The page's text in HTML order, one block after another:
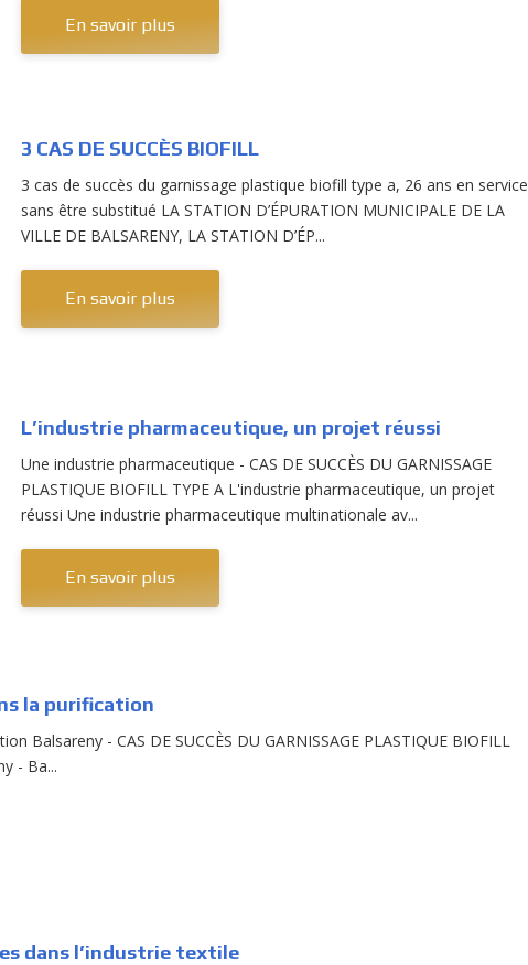
En savoir plus
3 CAS DE SUCCÈS BIOFILL
3 cas de succès du garnissage plastique biofill type a, 26 ans en service
sans être substitué LA STATION D’ÉPURATION MUNICIPALE DE LA
VILLE DE BALSARENY, LA STATION D’ÉP...
En savoir plus
L’industrie pharmaceutique, un projet réussi
Une industrie pharmaceutique - CAS DE SUCCÈS DU GARNISSAGE
PLASTIQUE BIOFILL TYPE A L'industrie pharmaceutique, un projet
réussi Une industrie pharmaceutique multinationale av...
En savoir plus
la purification
Balsareny - CAS DE SUCCÈS DU GARNISSAGE PLASTIQUE BIOFILL
- Ba...
dans l’industrie textile